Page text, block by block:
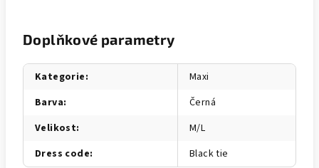
Doplňkové parametry
Kategorie:
Maxi
Barva:
Černá
Velikost:
M/L
Dress code: Black tie